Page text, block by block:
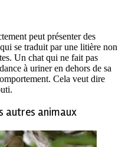
peut présenter des
se traduit par une litière non
Un chat qui ne fait pas
à uriner en dehors de sa
Cela veut dire
autres animaux